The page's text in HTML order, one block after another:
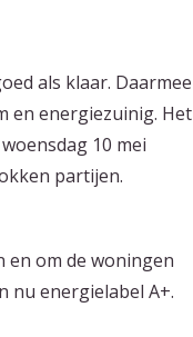
als klaar. Daarmee
en energiezuinig. Het
10 mei
partijen.
en om de woningen
nu energielabel A+.